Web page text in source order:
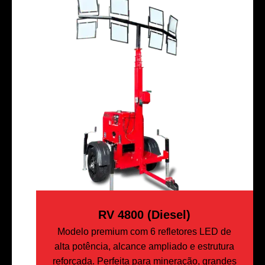
RV 4800 (Diesel)
Modelo premium com 6 refletores LED de
alta potência, alcance ampliado e estrutura
reforçada. Perfeita para mineração, grandes